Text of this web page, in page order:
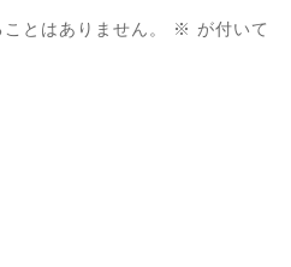
とはありません。 ※ が付いて